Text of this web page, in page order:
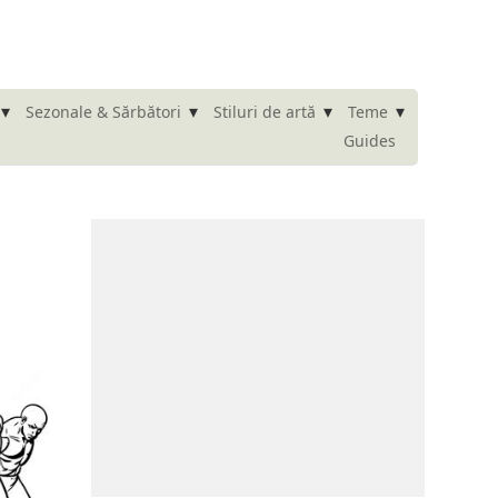
▾ Sezonale & Sărbători ▾ Stiluri de artă ▾ Teme ▾
Guides